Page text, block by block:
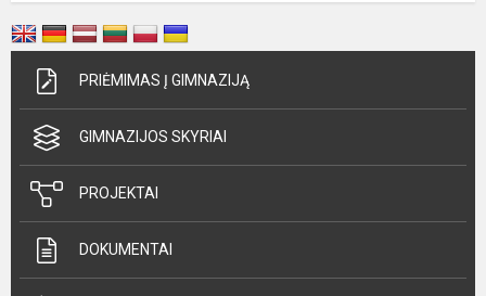
PRIĖMIMAS Į GIMNAZIJĄ
GIMNAZIJOS SKYRIAI
PROJEKTAI
DOKUMENTAI